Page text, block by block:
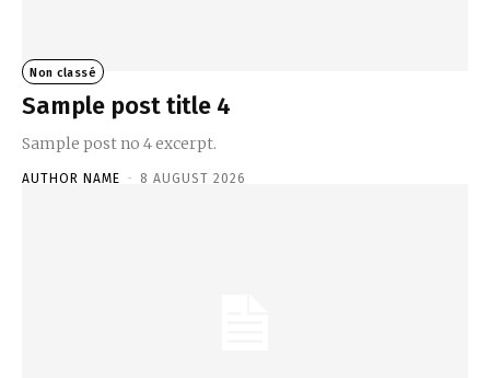
Non classé
Sample post title 4
Sample post no 4 excerpt.
AUTHOR NAME - 8 AUGUST 2026